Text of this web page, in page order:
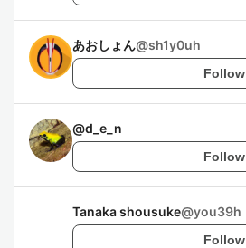
あおしょん@sh1y0uh
Follow
@d_e_n
Follow
Tanaka shousuke@you39h
Follow